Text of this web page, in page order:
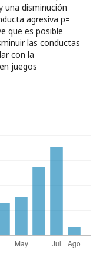
una disminución
agresiva p=
que es posible
las conductas
con la
juegos